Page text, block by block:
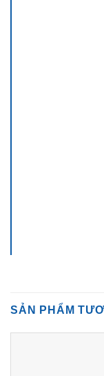
SẢN PHẨM